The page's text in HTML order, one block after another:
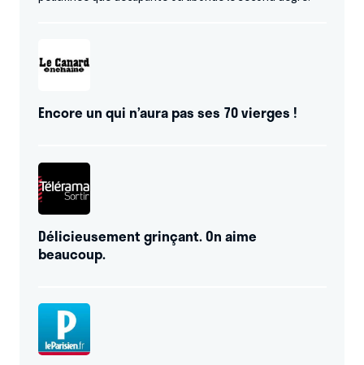
Encore un qui n’aura pas ses 70 vierges !
Délicieusement grinçant. On aime
beaucoup.